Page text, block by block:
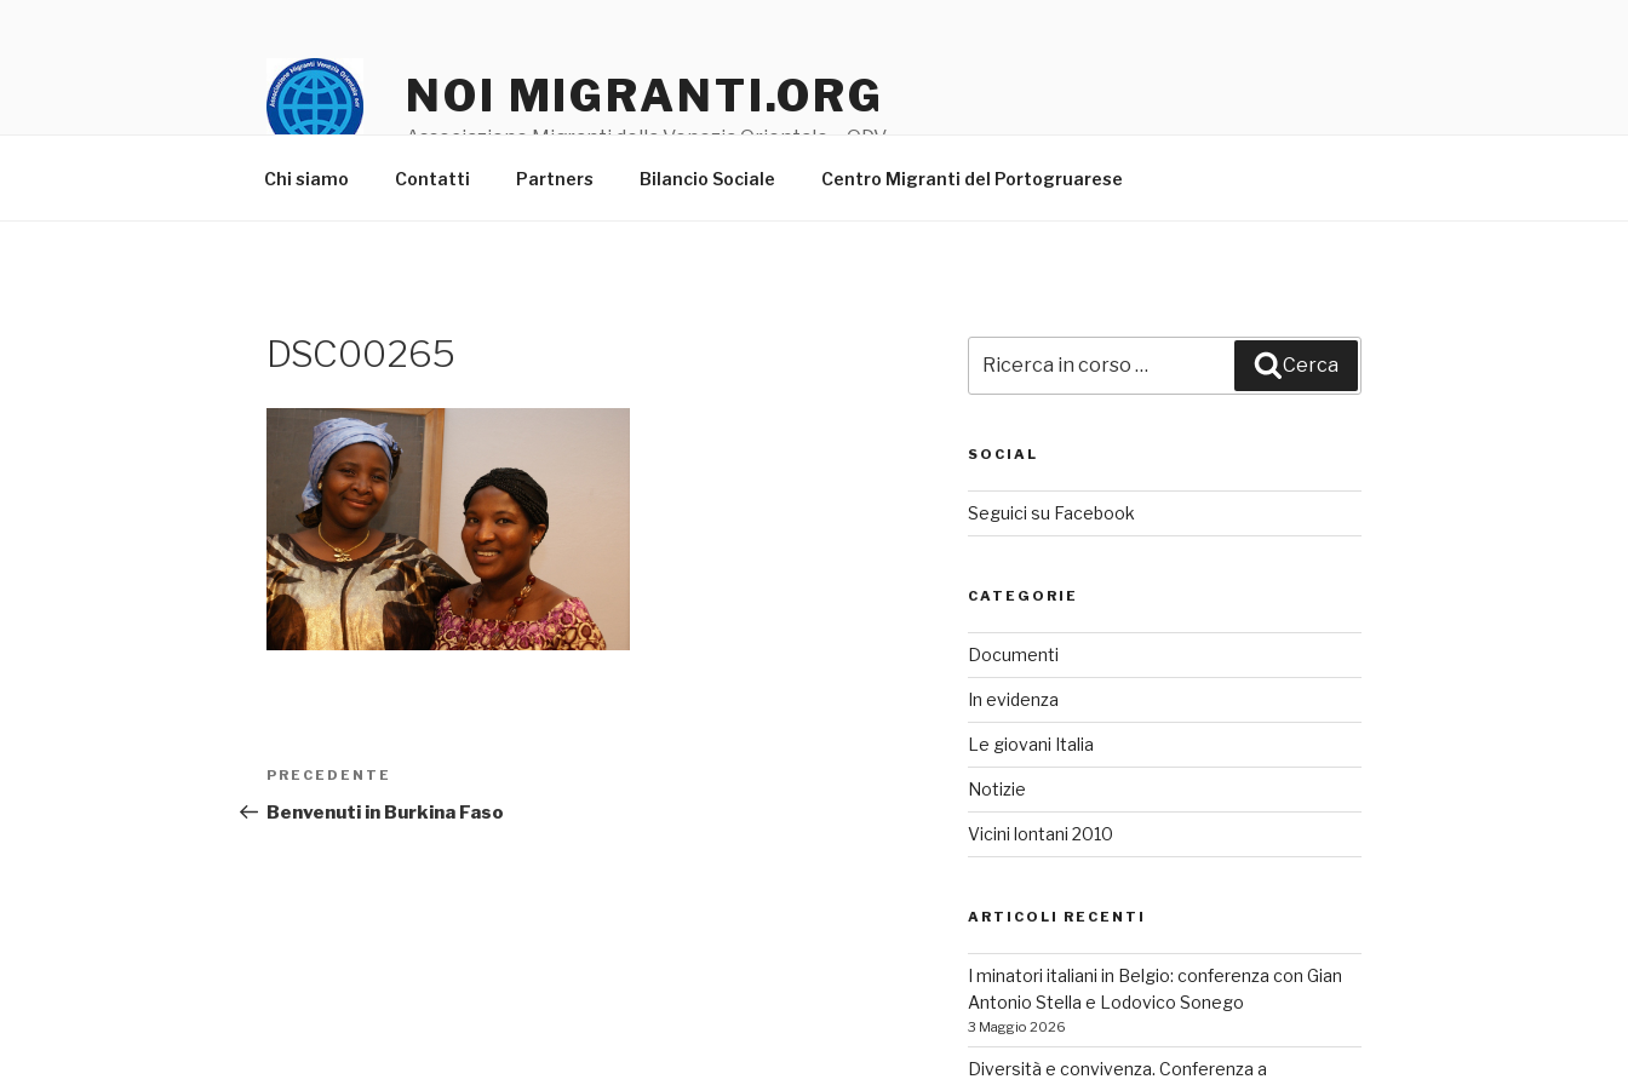
NOI MIGRANTI.ORG
Associazione Migranti della Venezia Orientale – ODV
Chi siamo Contatti Partners Bilancio Sociale Centro Migranti del Portogruarese
DSC00265
Navigazione
articoli
Articolo
precedente:
PRECEDENTE
Benvenuti in Burkina Faso
Cerca
SOCIAL
Seguici su Facebook
CATEGORIE
Documenti
In evidenza
Le giovani Italia
Notizie
Vicini lontani 2010
ARTICOLI RECENTI
I minatori italiani in Belgio: conferenza con Gian
Antonio Stella e Lodovico Sonego
3 Maggio 2026
Diversità e convivenza. Conferenza a